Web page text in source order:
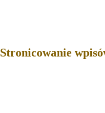
Stronicowanie